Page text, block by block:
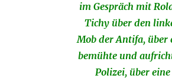
im Gespräch mit
Tichy über den
Mob der Antifa, über
bemühte und
Polizei, über eine